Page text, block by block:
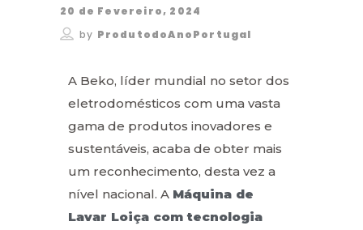
20 de Fevereiro, 2024
by ProdutodoAnoPortugal
A Beko, líder mundial no setor dos
eletrodomésticos com uma vasta
gama de produtos inovadores e
sustentáveis, acaba de obter mais
um reconhecimento, desta vez a
nível nacional. A Máquina de
Lavar Loiça com tecnologia